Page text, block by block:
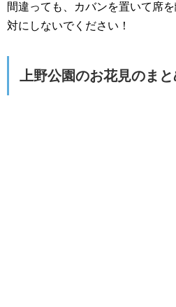
間違っても、カバンを置いて席
対にしないでください！
上野公園のお花見のまと